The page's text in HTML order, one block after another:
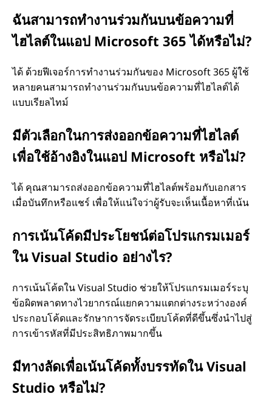
ฉันสามารถทํางานร่วมกันบนข้อความที่
ไฮไลต์ในแอป Microsoft 365 ได้หรือไม่?
ได้ ด้วยฟีเจอร์การทํางานร่วมกันของ Microsoft 365 ผู้ใช้
หลายคนสามารถทํางานร่วมกันบนข้อความที่ไฮไลต์ได้
แบบเรียลไทม์
มีตัวเลือกในการส่งออกข้อความที่ไฮไลต์
เพื่อใช้อ้างอิงในแอป Microsoft หรือไม่?
ได้ คุณสามารถส่งออกข้อความที่ไฮไลต์พร้อมกับเอกสาร
เมื่อบันทึกหรือแชร์ เพื่อให้แน่ใจว่าผู้รับจะเห็นเนื้อหาที่เน้น
การเน้นโค้ดมีประโยชน์ต่อโปรแกรมเมอร์
ใน Visual Studio อย่างไร?
การเน้นโค้ดใน Visual Studio ช่วยให้โปรแกรมเมอร์ระบุ
ข้อผิดพลาดทางไวยากรณ์แยกความแตกต่างระหว่างองค์
ประกอบโค้ดและรักษาการจัดระเบียบโค้ดที่ดีขึ้นซึ่งนําไปสู่
การเข้ารหัสที่มีประสิทธิภาพมากขึ้น
มีทางลัดเพื่อเน้นโค้ดทั้งบรรทัดใน Visual
Studio หรือไม่?